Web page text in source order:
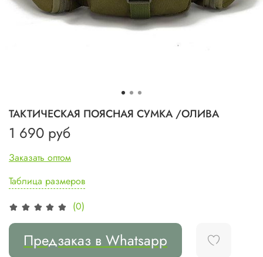
(0)
ТАКТИЧЕСКАЯ ПОЯСНАЯ СУМКА /ОЛИВА
1 690 руб
Заказать оптом
Таблица размеров
Предзаказ в Whatsapp